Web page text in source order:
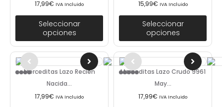
17,99€ IVA Incluido
Seleccionar
opciones
15,99€ IVA Incluido
Seleccionar
opciones
Merceditas Lazo Recién
Nacida...
17,99€ IVA Incluido
Merceditas Lazo Crudo 9961
May...
17,99€ IVA Incluido